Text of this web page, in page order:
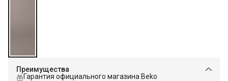
Преимущества
Гарантия официального магазина Beko